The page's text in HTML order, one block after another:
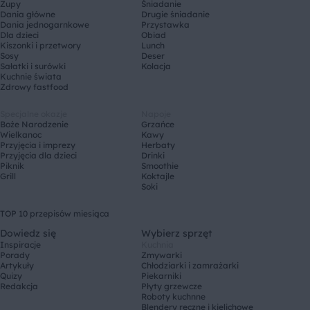
Zupy
Dania główne
Dania jednogarnkowe
Dla dzieci
Kiszonki i przetwory
Sosy
Sałatki i surówki
Kuchnie świata
Zdrowy fastfood
Śniadanie
Drugie śniadanie
Przystawka
Obiad
Lunch
Deser
Kolacja
Boże Narodzenie
Wielkanoc
Przyjęcia i imprezy
Przyjęcia dla dzieci
Piknik
Grill
Grzańce
Kawy
Herbaty
Drinki
Smoothie
Koktajle
Soki
TOP 10 przepisów miesiąca
Dowiedz się
Inspiracje
Porady
Artykuły
Quizy
Redakcja
Wybierz sprzęt
Zmywarki
Chłodziarki i zamrażarki
Piekarniki
Płyty grzewcze
Roboty kuchnne
Blendery ręczne i kielichowe